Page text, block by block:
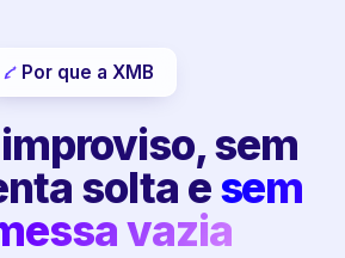
Por que a XMB
sem
solta esem
vazia